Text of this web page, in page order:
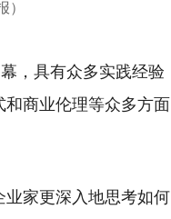
）
，具有众多实践经验
商业伦理等众多方面
家更深入地思考如何